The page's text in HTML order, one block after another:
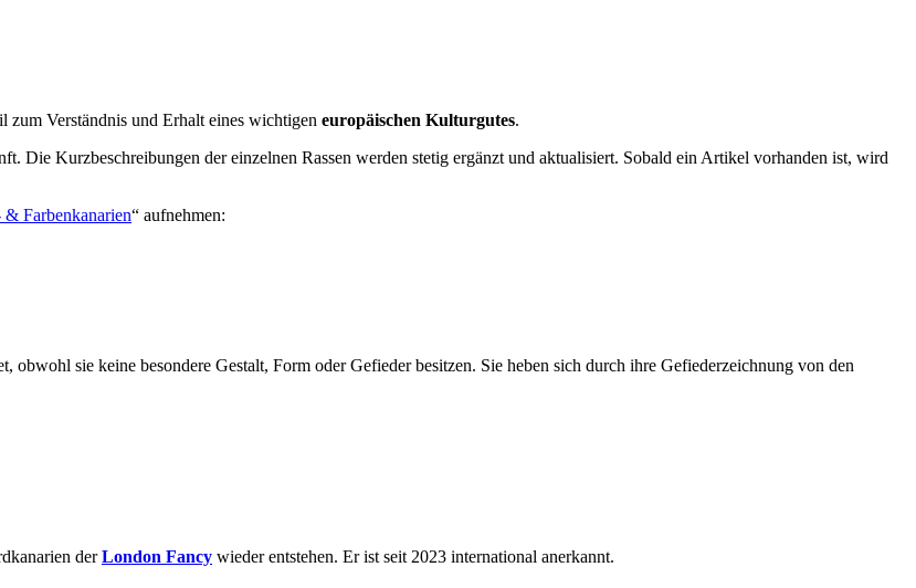
zum Verständnis und Erhalt eines wichtigen europäischen Kulturgutes.
Die Kurzbeschreibungen der einzelnen Rassen werden stetig ergänzt und aktualisiert. Sobald ein Artikel vorhanden ist, wird
& Farbenkanarien“ aufnehmen:
sie keine besondere Gestalt, Form oder Gefieder besitzen. Sie heben sich durch ihre Gefiederzeichnung von den
derLondon Fancy wieder entstehen. Er ist seit 2023 international anerkannt.